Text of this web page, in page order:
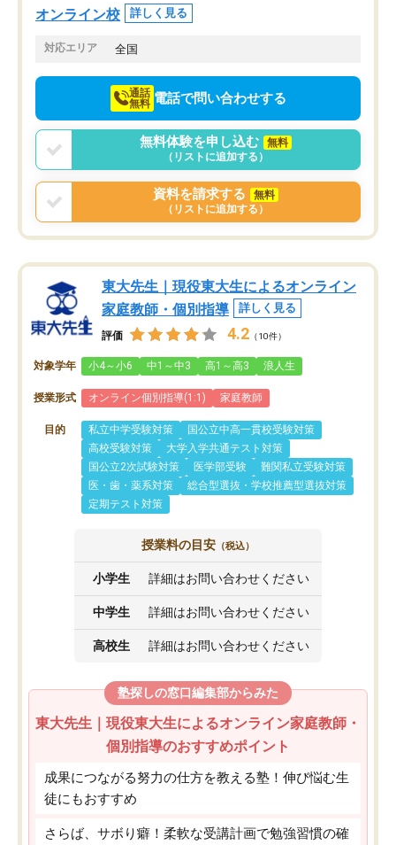
つ成績も上がり、苦手意識も無くなっ
てきたので、さらに苦手な数学も追加
でお願いしました。来年の高校受験に
オンライン校 詳しく見る
対応エリア 全国
通話
無料 電話で問い合わせする
無料体験を申し込む
無料
（リストに追加する）
資料を請求する
無料
（リストに追加する）
東大先生｜現役東大生によるオンライン
家庭教師・個別指導
詳しく見る
評価 4.2 （10件）
対象学年 小4～小6 中1～中3 高1～高3 浪人生
授業形式 オンライン個別指導(1:1) 家庭教師
目的 私立中学受験対策
国公立中高一貫校受験対策
高校受験対策
大学入学共通テスト対策
国公立2次試験対策
医学部受験
難関私立受験対策
医・歯・薬系対策
総合型選抜・学校推薦型選抜対策
定期テスト対策
授業料の目安 （税込）
小学生 詳細はお問い合わせください
中学生 詳細はお問い合わせください
高校生 詳細はお問い合わせください
塾探しの窓口編集部からみた
東大先生｜現役東大生によるオンライン家庭教師・
個別指導のおすすめポイント
成果につながる努力の仕方を教える塾！伸び悩む生
徒にもおすすめ
さらば、サボり癖！柔軟な受講計画で勉強習慣の確